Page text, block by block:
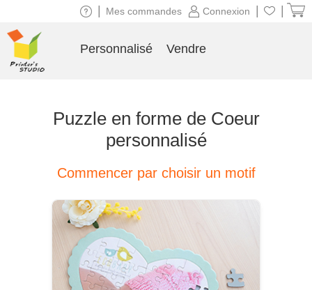
Puzzle en forme de Coeur
personnalisé
Commencer par choisir un motif
Connexion
Mes commandes
Personnalisé Vendre